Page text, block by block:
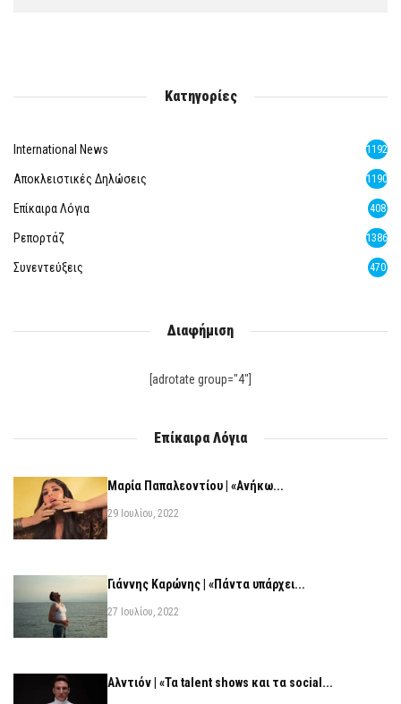
Κατηγορίες
International News 1192
Αποκλειστικές Δηλώσεις 1190
Επίκαιρα Λόγια 408
Ρεπορτάζ 1386
Συνεντεύξεις 470
Διαφήμιση
[adrotate group="4"]
Επίκαιρα Λόγια
Μαρία Παπαλεοντίου | «Ανήκω...
29 Ιουλίου, 2022
Γιάννης Καρώνης | «Πάντα υπάρχει...
27 Ιουλίου, 2022
Αλντιόν | «Τα talent shows και τα social...